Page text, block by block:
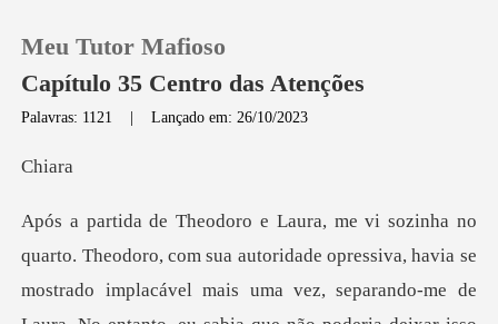
Loja
Histórico
Meu Tutor Mafioso
Capítulo 35 Centro das Atenções
Palavras: 1121 |Lançado em: 26/10/2023
ia
rado implacável mais uma vez, separando-me de